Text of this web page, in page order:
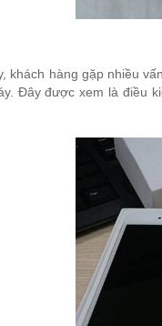
khách hàng gặp nhiều
Đây được xem là điều